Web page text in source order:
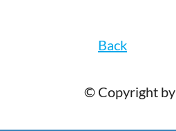
Back
© Copyright